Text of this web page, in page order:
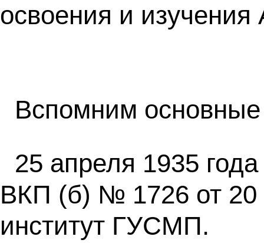
освоения и изучения
Вспомним
25 апреля 1935
ВКП (б) № 1726 от 20
институт ГУСМП.